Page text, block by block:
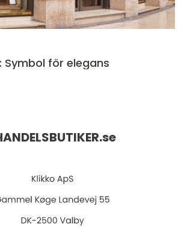
Symbol för elegans
se